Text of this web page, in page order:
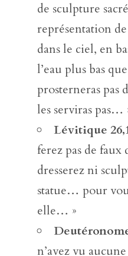
de sculpture
représentation
dans le ciel, en
l’eau plus bas
prosterneras pas
les serviras pas…
Lévitique
ferez pas de faux
dresserez ni
statue… pour
elle… »
n’avez vu